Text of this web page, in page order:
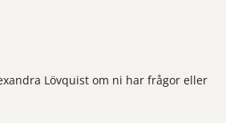
Lövquist om ni har frågor eller